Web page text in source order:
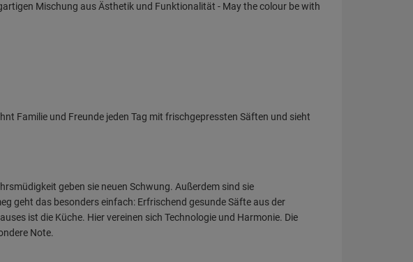
Mischung aus Ästhetik und Funktionalität - May the colour be with
Familie und Freunde jeden Tag mit frischgepressten Säften und sieht
geben sie neuen Schwung. Außerdem sind sie
geht das besonders einfach: Erfrischend gesunde Säfte aus der
ist die Küche. Hier vereinen sich Technologie und Harmonie. Die
Note.